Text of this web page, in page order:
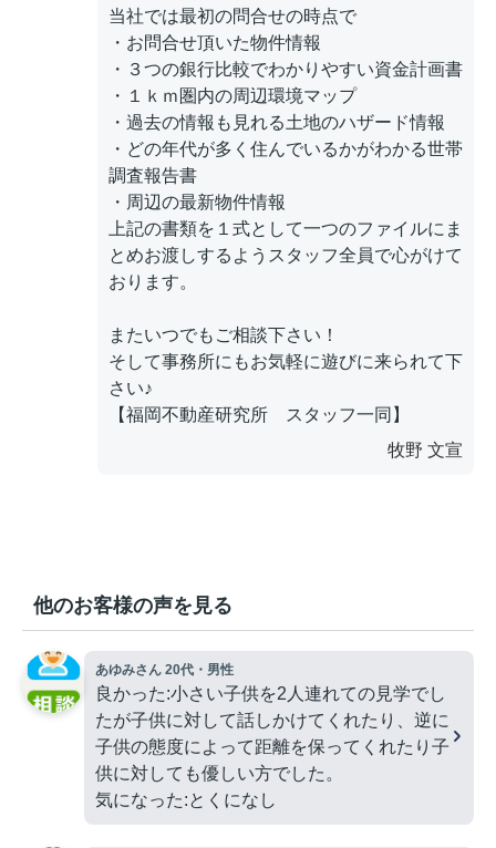
当社では最初の問合せの時点で
・お問合せ頂いた物件情報
・３つの銀行比較でわかりやすい資金計画書
・１ｋｍ圏内の周辺環境マップ
・過去の情報も見れる土地のハザード情報
・どの年代が多く住んでいるかがわかる世帯
調査報告書
・周辺の最新物件情報
上記の書類を１式として一つのファイルにま
とめお渡しするようスタッフ全員で心がけて
おります。
またいつでもご相談下さい！
そして事務所にもお気軽に遊びに来られて下
さい♪
【福岡不動産研究所 スタッフ一同】
牧野 文宣
他のお客様の声を見る
あゆみさん 20代・男性
良かった:小さい子供を2人連れての見学でし
たが子供に対して話しかけてくれたり、逆に
子供の態度によって距離を保ってくれたり子
供に対しても優しい方でした。
気になった:とくになし